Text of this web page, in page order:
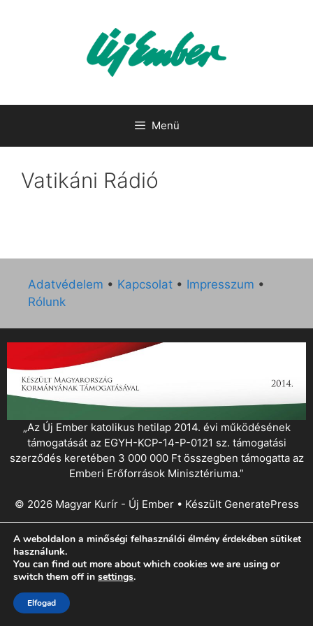
Menü
Vatikáni Rádió
Adatvédelem • Kapcsolat • Impresszum •
Rólunk
„Az Új Ember katolikus hetilap 2014. évi működésének
támogatását az EGYH-KCP-14-P-0121 sz. támogatási
szerződés keretében 3 000 000 Ft összegben támogatta az
Emberi Erőforrások Minisztériuma.”
© 2026 Magyar Kurír - Új Ember• Készült GeneratePress
A weboldalon a minőségi felhasználói élmény érdekében sütiket
használunk.
You can find out more about which cookies we are using or
switch them off in settings.
Elfogad